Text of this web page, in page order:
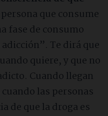
persona que consume
fase de consumo
Te dirá que
quiere, y que no
Cuando llegan
las personas
de que la droga es